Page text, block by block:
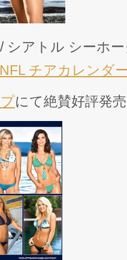
シアトル シーホ
チアカレンダ
にて絶賛好評発